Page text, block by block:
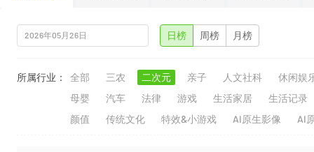
日榜 周榜 月榜
所属行业： 全部 三农 二次元 亲子 人文社科
休闲娱
母婴
汽车 法律 游戏 生活家居
生活记录
颜值
传统文化 特效&小游戏 AI原生影像 AI